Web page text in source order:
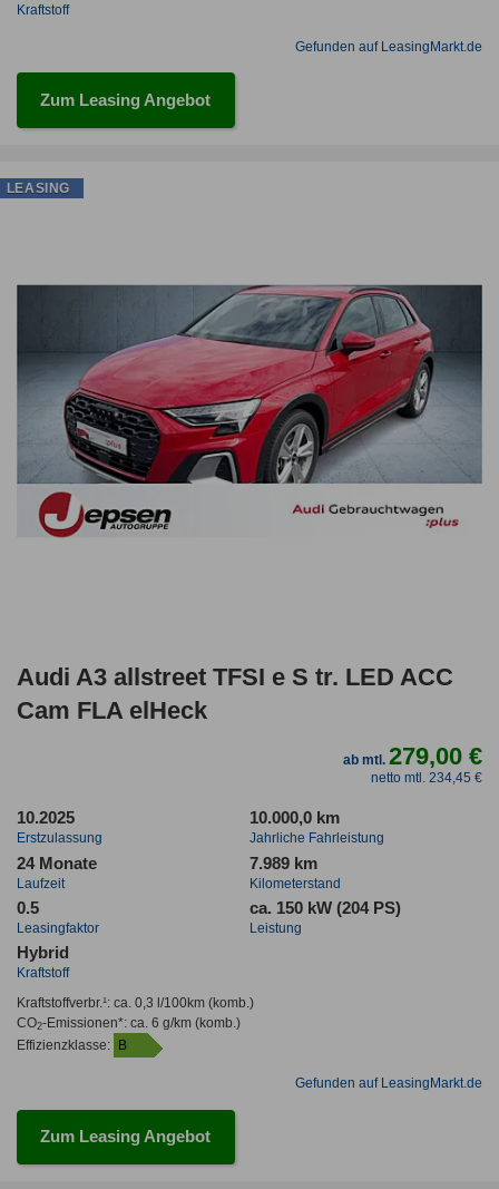
Kraftstoff
Gefunden auf LeasingMarkt.de
Zum Leasing Angebot
Audi A3 allstreet TFSI e S tr. LED ACC
Cam FLA elHeck
ab mtl.279,00 €
netto mtl. 234,45 €
10.2025
Erstzulassung
10.000,0 km
Jahrliche Fahrleistung
24 Monate
Laufzeit
7.989 km
Kilometerstand
0.5
Leasingfaktor
ca. 150 kW (204 PS)
Leistung
Hybrid
Kraftstoff
Kraftstoffverbr.¹: ca. 0,3 l/100km(komb.)
CO2-Emissionen*: ca. 6 g/km(komb.)
Effizienzklasse: B
Gefunden auf LeasingMarkt.de
Zum Leasing Angebot
LEASING